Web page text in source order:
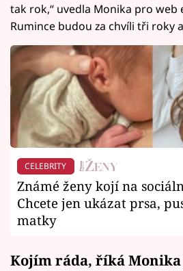
tak rok,“ uvedla Monika pro web
Rumince budou za chvíli tři roky
CELEBRITY
Známé ženy kojí na
Chcete jen ukázat prsa,
matky
Kojím ráda, říká Monika